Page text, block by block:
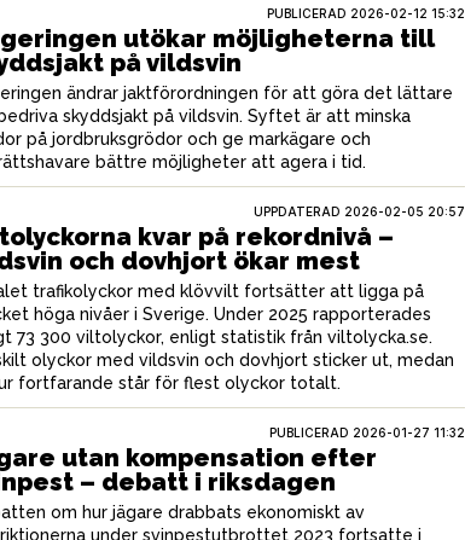
PUBLICERAD 2026-02-12 15:32
utökar möjligheterna till
på vildsvin
ändrar jaktförordningen för att göra det lättare
skyddsjakt på vildsvin. Syftet är att minska
på jordbruksgrödor och ge markägare och
bättre möjligheter att agera i tid.
UPPDATERAD 2026-02-05 20:57
kvar på rekordnivå –
och dovhjort ökar mest
trafikolyckor med klövvilt fortsätter att ligga på
höga nivåer i Sverige. Under 2025 rapporterades
73 300 viltolyckor, enligt statistik från viltolycka.se.
olyckor med vildsvin och dovhjort sticker ut, medan
fortfarande står för flest olyckor totalt.
PUBLICERAD 2026-01-27 11:32
utan kompensation efter
– debatt i riksdagen
om hur jägare drabbats ekonomiskt av
under svinpestutbrottet 2023 fortsatte i